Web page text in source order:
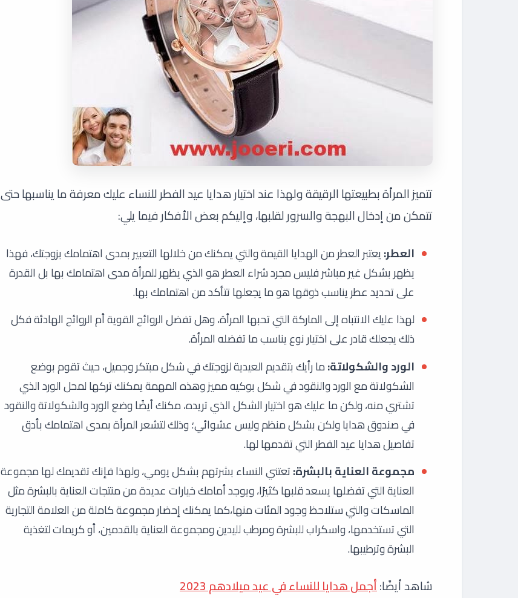
تتميز المرأة بطبيعتها الرقيقة ولهذا عند اختيار هدايا عيد الفطر للنساء عليك معرفة ما يناسبها حتى
تتمكن من إدخال البهجة والسرور لقلبها، وإليكم بعض الأفكار فيما يلي:
العطر:يعتبر العطر من الهدايا القيمة والتي يمكنك من خلالها التعبير بمدى اهتمامك بزوجتك، فهذا
يظهر بشكل غير مباشر فليس مجرد شراء العطر هو الذي يظهر للمرأة مدى اهتمامك بها بل القدرة
على تحديد عطر يناسب ذوقها هو ما يجعلها تتأكد من اهتمامك بها.
لهذا عليك الانتباه إلى الماركة التي تحبها المرأة، وهل تفضل الروائح القوية أم الروائح الهادئة فكل
ذلك يجعلك قادر على اختيار نوع يناسب ما تفضله المرأة.
الورد والشكولاتة:ما رأيك بتقديم العيدية لزوجتك في شكل مبتكر وجميل، حيث تقوم بوضع
الشكولاتة مع الورد والنقود في شكل بوكيه مميز وهذه المهمة يمكنك تركها لمحل الورد الذي
تشتري منه، ولكن ما عليك هو اختيار الشكل الذي تريده، مكنك أيضًا وضع الورد والشكولاتة والنقود
في صندوق هدايا ولكن بشكل منظم وليس عشوائي؛ وذلك لتشعر المرأة بمدى اهتمامك بأدق
تفاصيل هدايا عيد الفطر التي تقدمها لها.
مجموعة العناية بالبشرة:تعتني النساء بشرتهم بشكل يومي، ولهذا فإنك تقديمك لها مجموعة
العناية التي تفضلها يسعد قلبها كثيرًا، ويوجد أمامك خيارات عديدة من منتجات العناية بالبشرة مثل
الماسكات والتي ستلاحظ وجود المئات منها،كما يمكنك إحضار مجموعة كاملة من العلامة التجارية
التي تستخدمها، واسكراب للبشرة ومرطب لليدين ومجموعة العناية بالقدمين، أو كريمات لتغذية
البشرة وترطيبها.
شاهد أيضًا:أجمل هدايا للنساء في عيد ميلادهم 2023